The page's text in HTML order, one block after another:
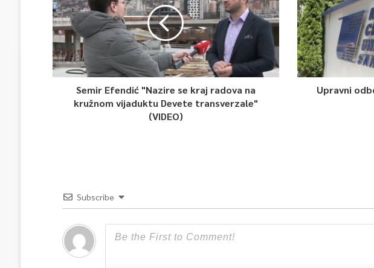
Semir Efendić "Nazire se kraj radova na
kružnom vijaduktu Devete transverzale"
(VIDEO)
Upravni
Subscribe